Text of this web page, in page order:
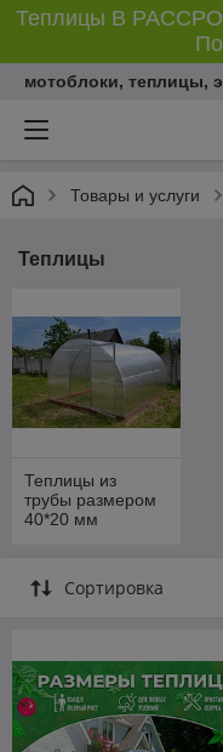
Теплицы В
мотоблоки, теплицы,
Товары и услуги
Теплицы
Теплицы из
трубы размером
40*20 мм
Сортировка